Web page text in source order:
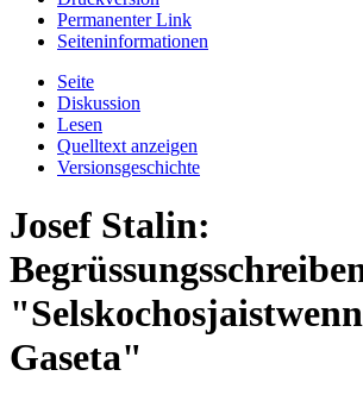
Permanenter Link
Seiten­­informationen
Seite
Diskussion
Lesen
Quelltext anzeigen
Versionsgeschichte
Josef Stalin:
Gaseta"